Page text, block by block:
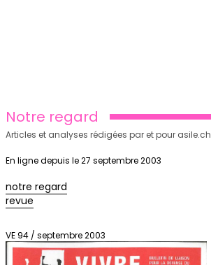
Notre regard
Articles et analyses rédigées par et pour asile.ch
En ligne depuis le 27 septembre 2003
notre regard
revue
VE 94 / septembre 2003